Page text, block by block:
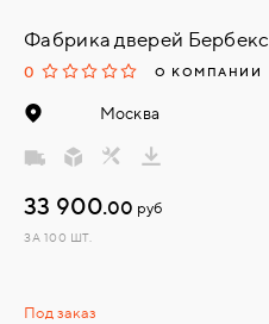
Фабрика дверей Бербекс
0 О КОМПАНИИ
Москва
Под заказ
33 900.00 руб
ЗА 100 ШТ.